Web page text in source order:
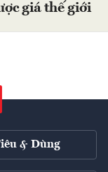
giá thế giới
& Dùng